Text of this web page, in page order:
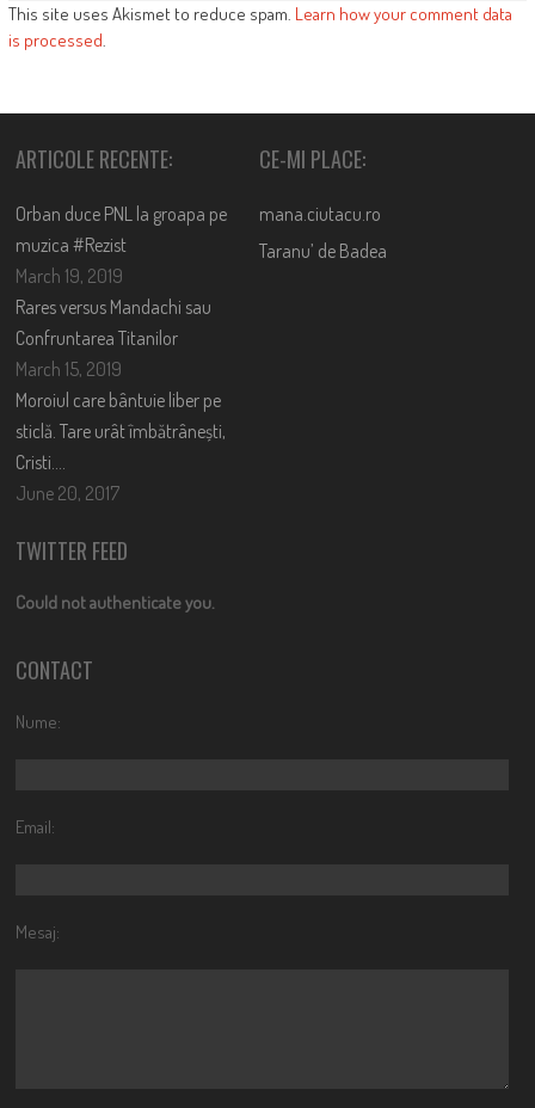
This site uses Akismet to reduce spam. Learn how your comment data
is processed
ARTICOLE RECENTE:
Orban duce PNL la groapa pe
muzica #Rezist
March 19, 2019
Rares versus Mandachi sau
Confruntarea Titanilor
March 15, 2019
Moroiul care bântuie liber pe
sticlă. Tare urât îmbătrânești,
Cristi….
June 20, 2017
CE-MI PLACE:
mana.ciutacu.ro
Taranu’ de Badea
TWITTER FEED
Could not authenticate you.
CONTACT
Nume:
Email:
Mesaj: